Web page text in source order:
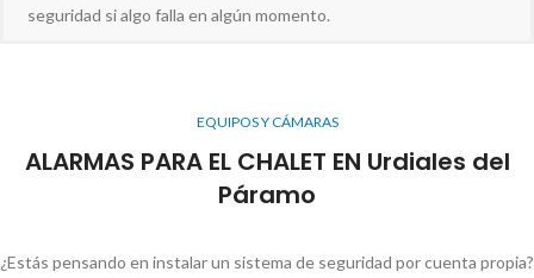
seguridad si algo falla en algún momento.
EQUIPOS Y CÁMARAS
ALARMAS PARA EL CHALET EN Urdiales del
Páramo
¿Estás pensando en instalar un sistema de seguridad por cuenta propia?